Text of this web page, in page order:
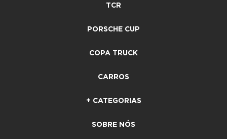
TCR
PORSCHE CUP
COPA TRUCK
CARROS
+ CATEGORIAS
SOBRE NÓS